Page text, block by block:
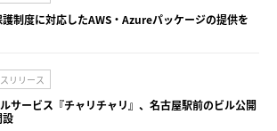
制度に対応したAWS・Azureパッケージの提供を
リリース
サービス『チャリチャリ』、名古屋駅前のビル公開
設